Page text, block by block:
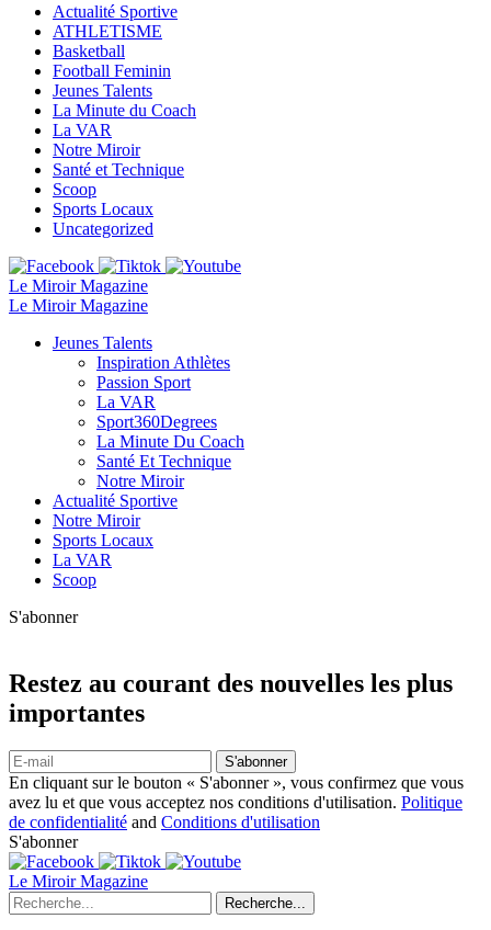
Actualité Sportive
ATHLETISME
Basketball
Football Feminin
Jeunes Talents
La Minute du Coach
La VAR
Notre Miroir
Santé et Technique
Scoop
Sports Locaux
Uncategorized
Le Miroir Magazine
Le Miroir Magazine
Jeunes Talents
Inspiration Athlètes
Passion Sport
La VAR
Sport360Degrees
La Minute Du Coach
Santé Et Technique
Notre Miroir
Actualité Sportive
Notre Miroir
Sports Locaux
La VAR
Scoop
S'abonner
Restez au courant des nouvelles les plus
importantes
S'abonner
En cliquant sur le bouton « S'abonner », vous confirmez que vous
avez lu et que vous acceptez nos conditions d'utilisation. Politique
de confidentialité and Conditions d'utilisation
S'abonner
Le Miroir Magazine
Recherche...